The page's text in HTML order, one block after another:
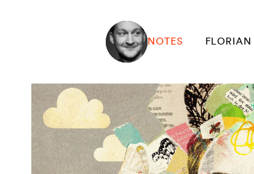
NOTES FLORIAN